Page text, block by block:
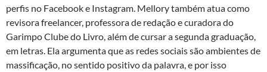
perfis no Facebook e Instagram. Mellory também atua como
revisora freelancer, professora de redação e curadora do
Garimpo Clube do Livro, além de cursar a segunda graduação,
em letras. Ela argumenta que as redes sociais são ambientes de
massificação, no sentido positivo da palavra, e por isso